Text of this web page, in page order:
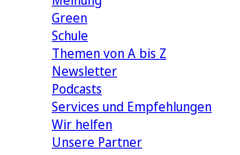
Green
Schule
Themen von A bis Z
Newsletter
Podcasts
Services und Empfehlungen
Wir helfen
Unsere Partner